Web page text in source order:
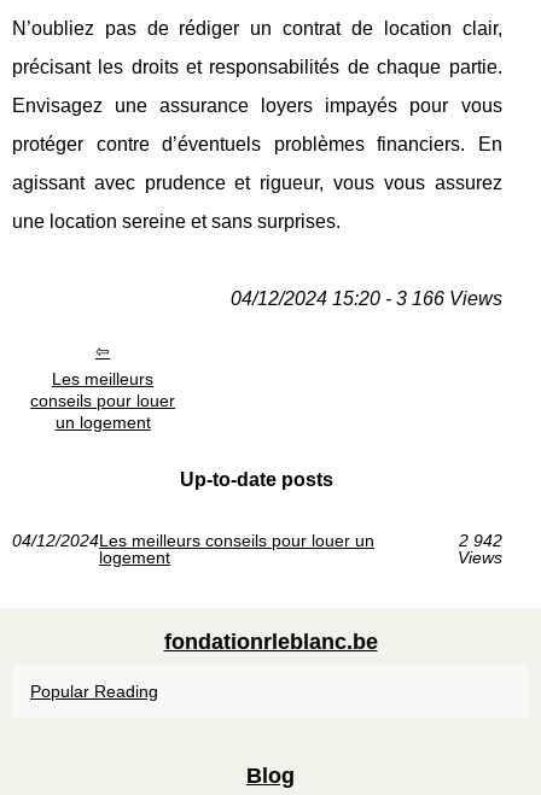
N’oubliez pas de rédiger un contrat de location clair,
précisant les droits et responsabilités de chaque partie.
Envisagez une assurance loyers impayés pour vous
protéger contre d’éventuels problèmes financiers. En
agissant avec prudence et rigueur, vous vous assurez
une location sereine et sans surprises.
04/12/2024 15:20 - 3 166 Views
Les meilleurs
conseils pour louer
un logement
Up-to-date posts
04/12/2024Les meilleurs conseils pour louer un
logement
2 942
Views
fondationrleblanc.be
Popular Reading
Blog